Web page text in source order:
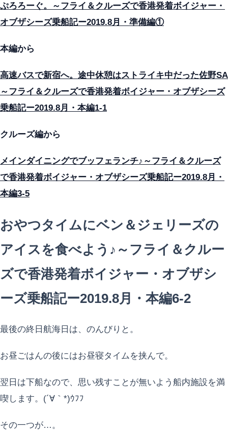
ぷろろーぐ。～フライ＆クルーズで香港発着ボイジャー・
オブザシーズ乗船記ー2019.8月・準備編①
本編から
高速バスで新宿へ。途中休憩はストライキ中だった佐野SA
～フライ＆クルーズで香港発着ボイジャー・オブザシーズ
乗船記ー2019.8月・本編1-1
クルーズ編から
メインダイニングでブッフェランチ♪～フライ＆クルーズ
で香港発着ボイジャー・オブザシーズ乗船記ー2019.8月・
本編3-5
おやつタイムにベン＆ジェリーズの
アイスを食べよう♪～フライ＆クルー
ズで香港発着ボイジャー・オブザシ
ーズ乗船記ー2019.8月・本編6-2
最後の終日航海日は、のんびりと。
お昼ごはんの後にはお昼寝タイムを挟んで。
翌日は下船なので、思い残すことが無いよう船内施設を満
喫します。(´∀｀*)ｳﾌﾌ
その一つが…。